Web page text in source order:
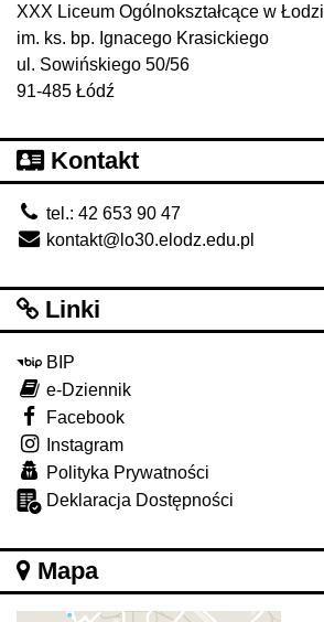
XXX Liceum Ogólnokształcące w Łodzi
im. ks. bp. Ignacego Krasickiego
ul. Sowińskiego 50/56
91-485 Łódź
Kontakt
tel.: 42 653 90 47
kontakt@lo30.elodz.edu.pl
Linki
BIP
e-Dziennik
Facebook
Instagram
Polityka Prywatności
Deklaracja Dostępności
Mapa